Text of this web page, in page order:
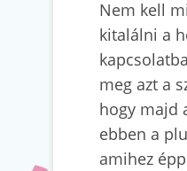
Nem kell
kitalálni a
meg azt a
hogy majd
ebben a
amihez